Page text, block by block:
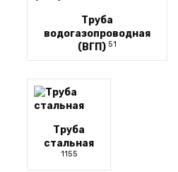
Труба
водогазопроводная
(ВГП) 51
Труба
стальная
1155